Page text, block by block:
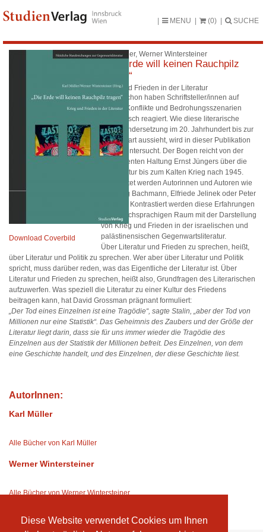
Diese Website verwendet Cookies um Ihnen
MENU (0) SUCHE
Download Coverbild
Karl Müller, Werner Wintersteiner
„Die Erde will keinen Rauchpilz
tragen“
Krieg und Frieden in der Literatur
Immer schon haben Schriftsteller/innen auf
Kriege, Konflikte und Bedrohungsszenarien
künstlerisch reagiert. Wie diese literarische
Auseinandersetzung im 20. Jahrhundert bis zur
Gegenwart aussieht, wird in dieser Publikation
kritisch untersucht. Der Bogen reicht von der
ambivalenten Haltung Ernst Jüngers über die
Exilliteratur bis zum Kalten Krieg nach 1945.
Beleuchtet werden Autorinnen und Autoren wie
Ingeborg Bachmann, Elfriede Jelinek oder Peter
Handke. Kontrastiert werden diese Erfahrungen
im deutschsprachigen Raum mit der Darstellung
von Krieg und Frieden in der israelischen und
palästinensischen Gegenwartsliteratur.
Über Literatur und Frieden zu sprechen, heißt,
über Literatur und Politik zu sprechen. Wer aber über Literatur und Politik
spricht, muss darüber reden, was das Eigentliche der Literatur ist. Über
Literatur und Frieden zu sprechen, heißt also, Grundfragen des Literarischen
aufzuwerfen. Was speziell die Literatur zu einer Kultur des Friedens
beitragen kann, hat David Grossman prägnant formuliert:
„Der Tod eines Einzelnen ist eine Tragödie“, sagte Stalin, „aber der Tod von
Millionen nur eine Statistik“. Das Geheimnis des Zaubers und der Größe der
Literatur liegt darin, dass sie für uns immer wieder die Tragödie des
Einzelnen aus der Statistik der Millionen befreit. Des Einzelnen, von dem
eine Geschichte handelt, und des Einzelnen, der diese Geschichte liest.
AutorInnen:
Karl Müller
Alle Bücher von Karl Müller
Werner Wintersteiner
Alle Bücher von Werner Wintersteiner